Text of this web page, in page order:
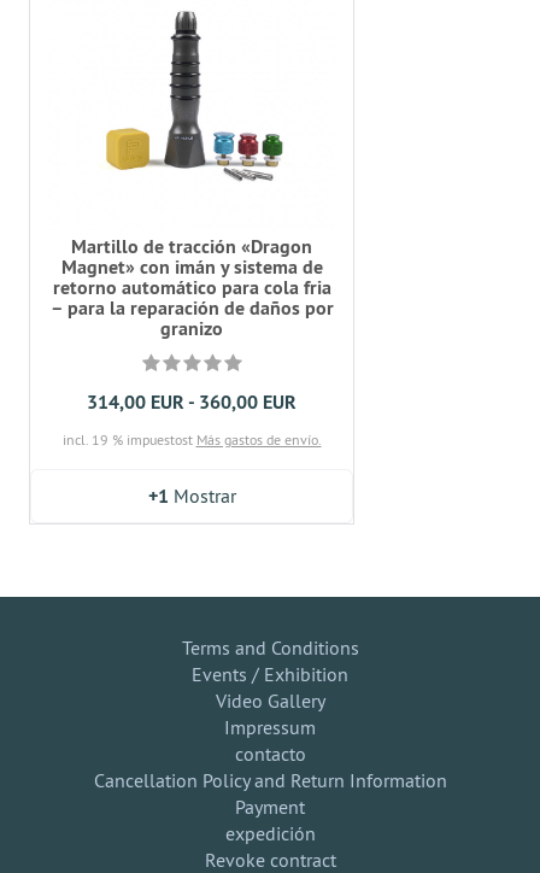
Martillo de tracción «Dragon
Magnet» con imán y sistema de
retorno automático para cola fria
– para la reparación de daños por
granizo
314,00 EUR - 360,00 EUR
incl. 19 % impuestost Más gastos de envío.
+1 Mostrar
Terms and Conditions
Events / Exhibition
Video Gallery
Impressum
contacto
Cancellation Policy and Return Information
Payment
expedición
Revoke contract